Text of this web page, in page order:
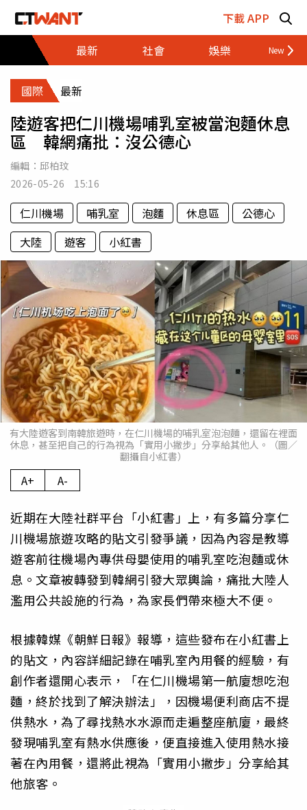
下載 APP
最新
社會 娛樂 財經
國際 最新
陸遊客把仁川機場哺乳室被當泡麵休息
區 韓網痛批：沒公德心
編輯： 邱柏玟
2026-05-26 15:16
仁川機場 哺乳室 泡麵 休息區
公德心
大陸
遊客 小紅書
有大陸遊客到南韓旅遊時，在仁川機場的哺乳室泡泡麵，還留在裡面
休息，甚至把自己的行為視為「實用小撇步」分享給其他人。（圖／
翻攝自小紅書）
A+ A-
近期在大陸社群平台「小紅書」上，有多篇分享仁
川機場旅遊攻略的貼文引發爭議，因為內容是教導
遊客前往機場內專供母嬰使用的哺乳室吃泡麵或休
息。文章被轉發到韓網引發大眾輿論，痛批大陸人
濫用公共設施的行為，為家長們帶來極大不便。
根據韓媒《朝鮮日報》報導，這些發布在小紅書上
的貼文，內容詳細記錄在哺乳室內用餐的經驗，有
創作者還開心表示，「在仁川機場第一航廈想吃泡
麵，終於找到了解決辦法」，因機場便利商店不提
供熱水，為了尋找熱水水源而走遍整座航廈，最終
發現哺乳室有熱水供應後，便直接進入使用熱水接
著在內用餐，還將此視為「實用小撇步」分享給其
他旅客。